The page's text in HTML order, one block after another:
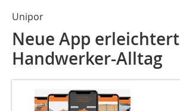
Unipor
Neue App erleichtert
Handwerker-Alltag